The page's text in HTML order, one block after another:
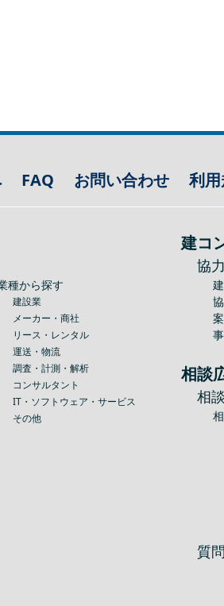
FAQ お問い合わせ 利
種から探す
建設業
メーカー・商社
リース・レンタル
運送・物流
調査・計測・解析
コンサルタント
IT・ソフトウェア・サービス
その他
建コ
協
相談
相
質